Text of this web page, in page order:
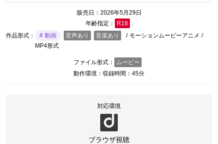
販売日
2026年5月29日
年齢指定
R18
作品形式
動画 音声あり 音楽あり
/ モーションムービーアニメ /
MP4形式
ファイル形式
ムービー
動作環境
収録時間：45分
対応環境
ブラウザ視聴